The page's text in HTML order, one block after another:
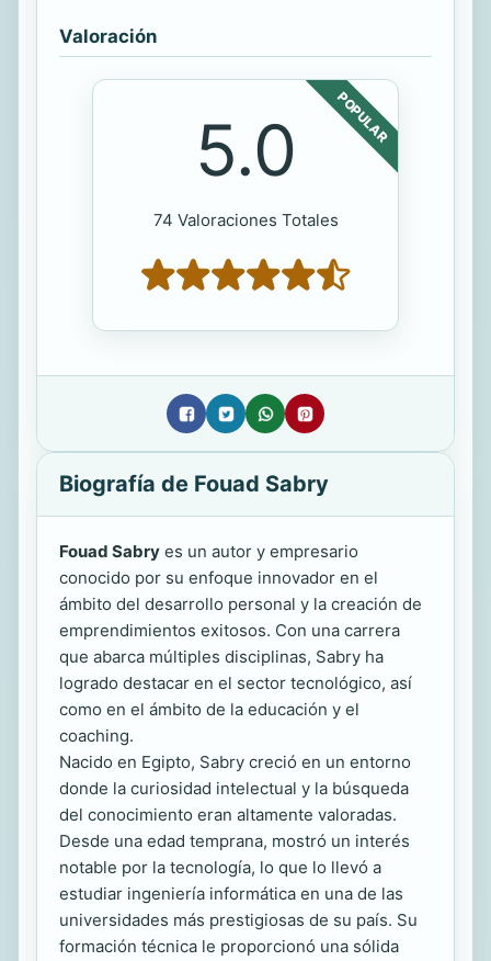
Valoración
POPULAR
5.0
74 Valoraciones Totales
Biografía de Fouad Sabry
Fouad Sabry es un autor y empresario
conocido por su enfoque innovador en el
ámbito del desarrollo personal y la creación de
emprendimientos exitosos. Con una carrera
que abarca múltiples disciplinas, Sabry ha
logrado destacar en el sector tecnológico, así
como en el ámbito de la educación y el
coaching.
Nacido en Egipto, Sabry creció en un entorno
donde la curiosidad intelectual y la búsqueda
del conocimiento eran altamente valoradas.
Desde una edad temprana, mostró un interés
notable por la tecnología, lo que lo llevó a
estudiar ingeniería informática en una de las
universidades más prestigiosas de su país. Su
formación técnica le proporcionó una sólida